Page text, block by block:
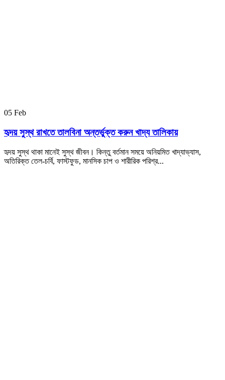
05 Feb
হৃদয় সুস্থ রাখতে তালবিনা অন্তর্ভুক্ত করুন খাদ্য তালিকায়
হৃদয় সুস্থ থাকা মানেই সুস্থ জীবন। কিন্তু বর্তমান সময়ে অনিয়মিত খাদ্যাভ্যাস,
অতিরিক্ত তেল-চর্বি, ফাস্টফুড, মানসিক চাপ ও শারীরিক পরিশ্র...